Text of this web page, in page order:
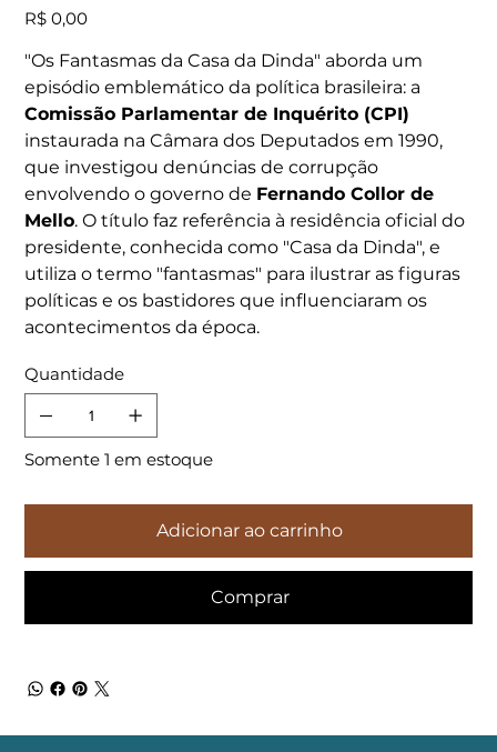
Preço
R$ 0,00
"Os Fantasmas da Casa da Dinda" aborda um
episódio emblemático da política brasileira: a
Comissão Parlamentar de Inquérito (CPI)
instaurada na Câmara dos Deputados em 1990,
que investigou denúncias de corrupção
envolvendo o governo de Fernando Collor de
Mello. O título faz referência à residência oficial do
presidente, conhecida como "Casa da Dinda", e
utiliza o termo "fantasmas" para ilustrar as figuras
políticas e os bastidores que influenciaram os
acontecimentos da época.
Quantidade
Somente 1 em estoque
Adicionar ao carrinho
Comprar